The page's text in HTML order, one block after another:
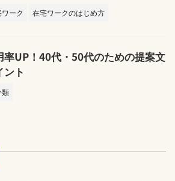
ーク 在宅ワークのはじめ方
率UP！40代・50代のための提案文
ント
類